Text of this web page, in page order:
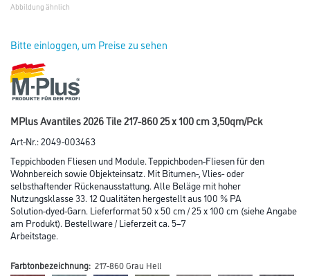
Abbildung ähnlich
Bitte einloggen, um Preise zu sehen
MPlus Avantiles 2026 Tile 217-860 25 x 100 cm 3,50qm/Pck
Art-Nr.:2049-003463
Teppichboden Fliesen und Module. Teppichboden-Fliesen für den
Wohnbereich sowie Objekteinsatz. Mit Bitumen-, Vlies- oder
selbsthaftender Rückenausstattung. Alle Beläge mit hoher
Nutzungsklasse 33. 12 Qualitäten hergestellt aus 100 % PA
Solution-dyed-Garn. Lieferformat 50 x 50 cm / 25 x 100 cm (siehe Angabe
am Produkt). Bestellware / Lieferzeit ca. 5–7
Arbeitstage.
Farbtonbezeichnung: 217-860 Grau Hell